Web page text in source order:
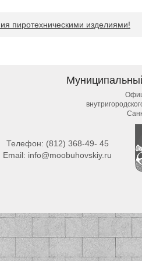
пиротехническими изделиями!
Телефон: (812) 368-49- 45
Email: info@moobuhovskiy.ru